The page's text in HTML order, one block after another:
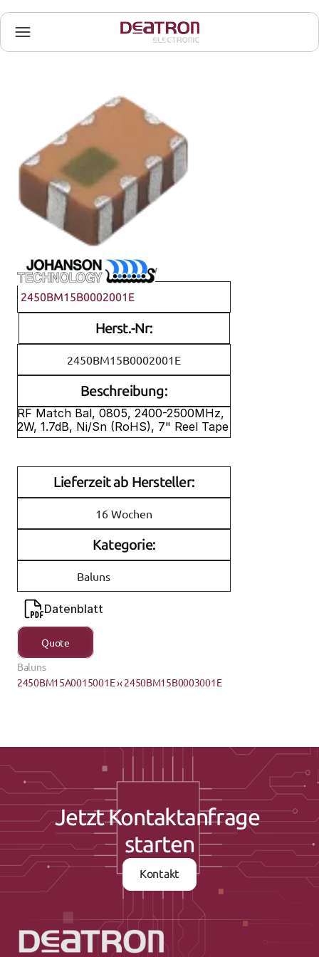
Johanson Technology
2450BM15B0002001E
Herst.-Nr:
2450BM15B0002001E
Beschreibung:
RF Match Bal, 0805, 2400-2500MHz,
2W, 1.7dB, Ni/Sn (RoHS), 7" Reel Tape
Lieferzeit ab Hersteller:
16 Wochen
Kategorie:
Baluns
Datenblatt
Quote
Baluns
2450BM15A0015001E ›‹ 2450BM15B0003001E
Jetzt Kontaktanfrage
starten
Kontakt